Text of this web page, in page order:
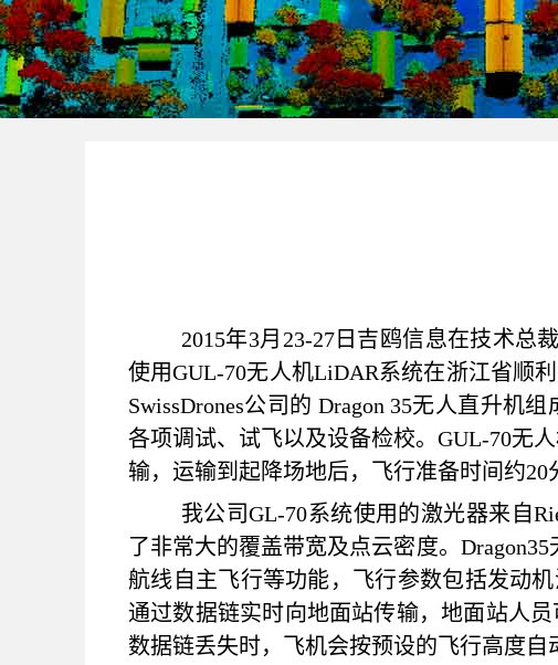
2015年3月23-27日吉鸥信息在技术总
使用GUL-70无人机LiDAR系统在浙江省顺
SwissDrones公司的 Dragon 35无人直升机
各项调试、试飞以及设备检校。GUL-70无
输，运输到起降场地后，飞行准备时间约
我公司GL-70系统使用的激光器来自
了非常大的覆盖带宽及点云密度。
航线自主飞行等功能，飞行参数包括发动
通过数据链实时向地面站传输，地面站人
数据链丢失时，飞机会按预设的飞行高度自